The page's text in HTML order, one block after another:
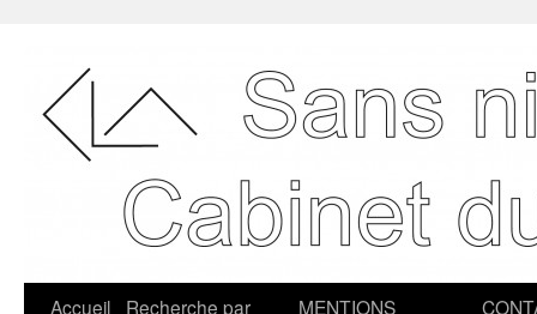
Accueil
Recherche par
MENTIONS